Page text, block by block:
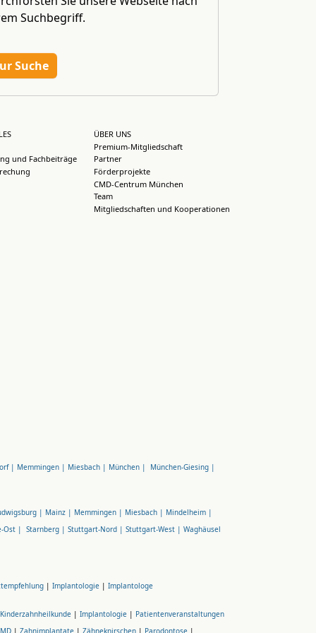
Suchbegriff.
Suche
und Fachbeiträge
ÜBER UNS
Premium-Mitgliedschaft
Partner
Förderprojekte
CMD-Centrum München
Team
Mitgliedschaften und Kooperationen
| Memmingen | Miesbach | München | München-Giesing |
| Mainz | Memmingen | Miesbach | Mindelheim |
Ost | Starnberg | Stuttgart-Nord | Stuttgart-West | Waghäusel
| Implantologie | Implantologe
Kinderzahnheilkunde | Implantologie | Patientenveranstaltungen